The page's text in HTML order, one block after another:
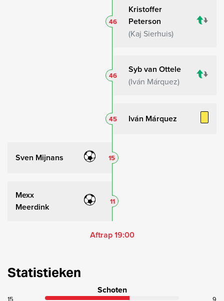
Kristoffer
Peterson
Kaj Sierhuis
46
Syb van Ottele
Iván Márquez
46
Iván Márquez
45
Sven Mijnans 15
Mexx
Meerdink
11
Aftrap 19:00
Statistieken
Schoten
15 9